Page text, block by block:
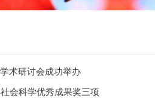
术研讨会成功举办
会科学优秀成果奖三项